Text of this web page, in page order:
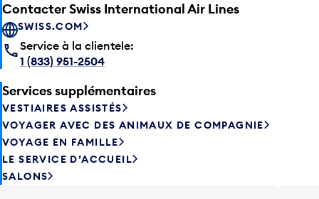
Contacter Swiss International Air Lines
SWISS.COM
Service à la clientele:
1 (833) 951-2504
Services supplémentaires
VESTIAIRES ASSISTÉS
VOYAGER AVEC DES ANIMAUX DE COMPAGNIE
VOYAGE EN FAMILLE
LE SERVICE D’ACCUEIL
SALONS